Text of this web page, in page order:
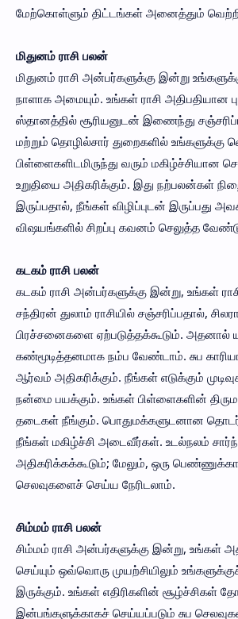
மேற்கொள்ளும் திட்டங்கள் அனைத்தும்
மிதுனம் ராசி பலன்
மிதுனம் ராசி அன்பர்களுக்கு இன்று
நாளாக அமையும். உங்கள் ராசி அதிபதியான
ஸ்தானத்தில் சூரியனுடன் இணைந்து
மற்றும் தொழில்சார் துறைகளில் உங்களுக்கு
பிள்ளைகளிடமிருந்து வரும் மகிழ்ச்சியான
உறுதியை அதிகரிக்கும். இது நற்பலன்கள்
இருப்பதால், நீங்கள் விழிப்புடன் இருப்பது
விஷயங்களில் சிறப்பு கவனம் செலுத்த
கடகம் ராசி பலன்
கடகம் ராசி அன்பர்களுக்கு இன்று, உங்கள்
சந்திரன் துலாம் ராசியில் சஞ்சரிப்பதால்,
பிரச்சனைகளை ஏற்படுத்தக்கூடும். அதனால்
கண்மூடித்தனமாக நம்ப வேண்டாம். சுப
ஆர்வம் அதிகரிக்கும். நீங்கள் எடுக்கும்
நன்மை பயக்கும். உங்கள் பிள்ளைகளின்
தடைகள் நீங்கும். பொதுமக்களுடனான
நீங்கள் மகிழ்ச்சி அடைவீர்கள். உடல்நலம்
அதிகரிக்கக்கூடும்; மேலும், ஒரு
செலவுகளைச் செய்ய நேரிடலாம்.
சிம்மம் ராசி பலன்
சிம்மம் ராசி அன்பர்களுக்கு இன்று, உங்கள்
செய்யும் ஒவ்வொரு முயற்சியிலும்
இருக்கும். உங்கள் எதிரிகளின் சூழ்ச்சிகள்
இன்பங்களுக்காகச் செய்யப்படும் சுப